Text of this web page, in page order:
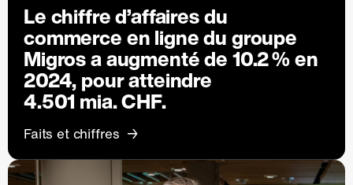
Le chiffre d’affaires du
commerce en ligne du groupe
Migros a augmenté de10.2 %en
2024, pour atteindre
4.501 mia. CHF.
Faits et chiffres